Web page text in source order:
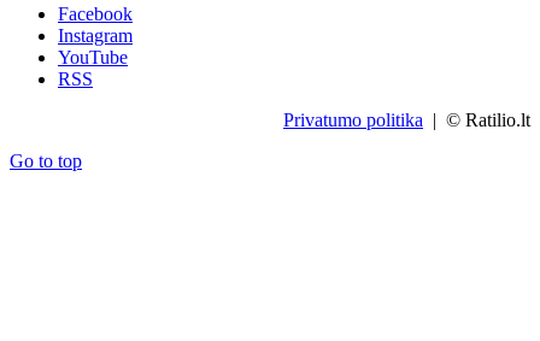
Facebook
Instagram
YouTube
RSS
Privatumo politika | © Ratilio.lt
Go to top